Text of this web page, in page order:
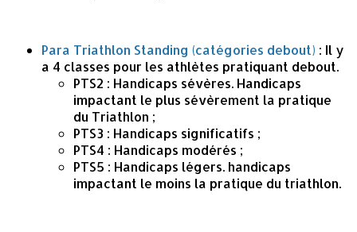
Para Triathlon Standing (catégories debout) : Il y
a 4 classes pour les athlètes pratiquant debout.
PTS2 : Handicaps sévères. Handicaps
impactant le plus sévèrement la pratique
du Triathlon ;
PTS3 : Handicaps significatifs ;
PTS4 : Handicaps modérés ;
PTS5 : Handicaps légers. handicaps
impactant le moins la pratique du triathlon.